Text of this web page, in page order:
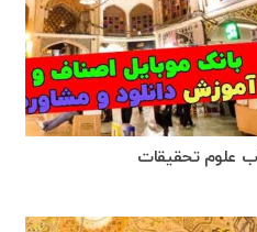
علوم تحقیقات